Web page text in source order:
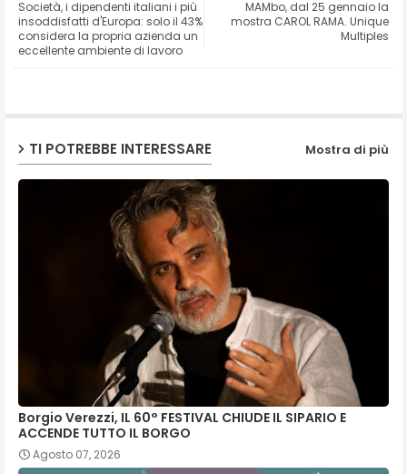
ter ats
MAMbo, dal 25 gennaio la
mostra CAROL RAMA. Unique
Multiples
Società, i dipendenti italiani i più
insoddisfatti d'Europa: solo il 43%
considera la propria azienda un
eccellente ambiente di lavoro
TI POTREBBE INTERESSARE Mostra di più
Borgio Verezzi, IL 60° FESTIVAL CHIUDE IL SIPARIO E
ACCENDE TUTTO IL BORGO
Agosto 07, 2026